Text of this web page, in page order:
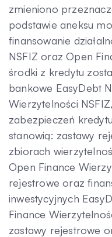
zmieniono
podstawie aneksu
finansowanie
NSFIZ oraz Open
środki z kredytu
bankowe EasyDebt
Wierzytelności
zabezpieczeń
stanowią: zastawy
zbiorach
Open Finance
rejestrowe oraz
inwestycyjnych
Finance
zastawy rejestrowe